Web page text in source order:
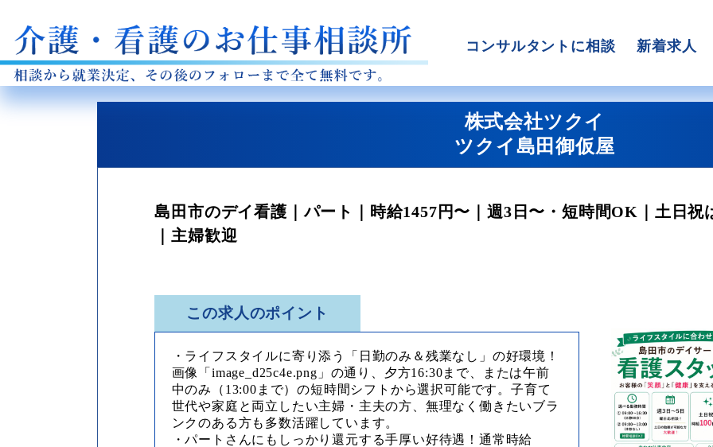
コンサルタントに相談 新着求人
株式会社ツクイ
ツクイ島田御仮屋
島田市のデイ看護｜パート｜時給1457円〜｜週3日〜・短時間OK｜土日祝
｜主婦歓迎
この求人のポイント
・ライフスタイルに寄り添う「日勤のみ＆残業なし」の好環境！
画像「image_d25c4e.png」の通り、夕方16:30まで、または午前
中のみ（13:00まで）の短時間シフトから選択可能です。子育て
世代や家庭と両立したい主婦・主夫の方、無理なく働きたいブラ
ンクのある方も多数活躍しています。
・パートさんにもしっかり還元する手厚い好待遇！通常時給